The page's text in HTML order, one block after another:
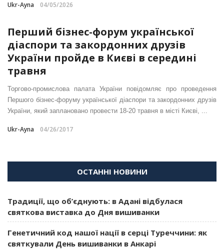
Ukr-Ayna 04/05/2026
Перший бізнес-форум української
діаспори та закордонних друзів
України пройде в Києві в середині
травня
Торгово-промислова палата України повідомляє про проведення
Першого бізнес-форуму української діаспори та закордонних друзів
України, який заплановано провести 18-20 травня в місті Києві, ...
Ukr-Ayna 04/26/2017
ОСТАННІ НОВИНИ
Традиції, що об’єднують: в Адані відбулася
святкова виставка до Дня вишиванки
Генетичний код нашої нації в серці Туреччини: як
святкували День вишиванки в Анкарі